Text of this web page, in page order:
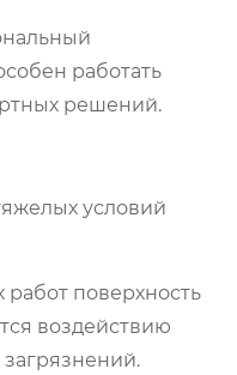
работать
решений.
условий
работ поверхность
воздействию